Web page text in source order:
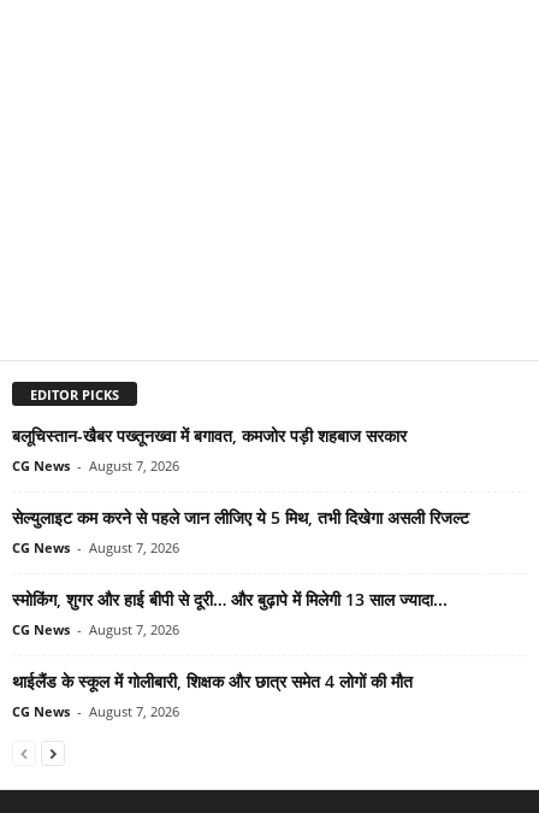
EDITOR PICKS
बलूचिस्तान-खैबर पख्तूनख्वा में बगावत, कमजोर पड़ी शहबाज सरकार
CG News - August 7, 2026
सेल्युलाइट कम करने से पहले जान लीजिए ये 5 मिथ, तभी दिखेगा असली रिजल्ट
CG News - August 7, 2026
स्मोकिंग, शुगर और हाई बीपी से दूरी… और बुढ़ापे में मिलेगी 13 साल ज्यादा...
CG News - August 7, 2026
थाईलैंड के स्कूल में गोलीबारी, शिक्षक और छात्र समेत 4 लोगों की मौत
CG News - August 7, 2026